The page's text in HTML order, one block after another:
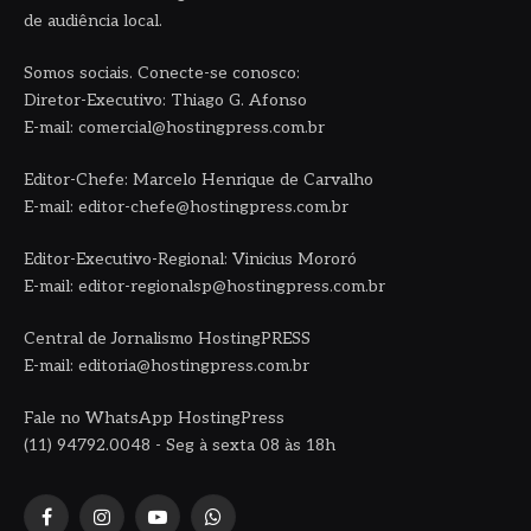
de audiência local.
Somos sociais. Conecte-se conosco:
Diretor-Executivo: Thiago G. Afonso
E-mail: comercial@hostingpress.com.br
Editor-Chefe: Marcelo Henrique de Carvalho
E-mail: editor-chefe@hostingpress.com.br
Editor-Executivo-Regional: Vinicius Mororó
E-mail: editor-regionalsp@hostingpress.com.br
Central de Jornalismo HostingPRESS
E-mail: editoria@hostingpress.com.br
Fale no WhatsApp HostingPress
(11) 94792.0048 - Seg à sexta 08 às 18h